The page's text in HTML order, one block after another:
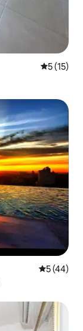
평점 5점
5 (15)
평점 5점(5
5 (44)